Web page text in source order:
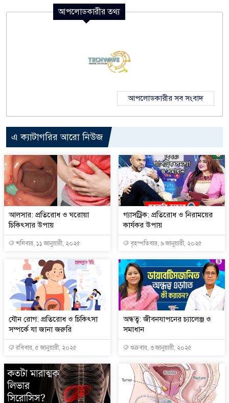
আপলোডকারীর তথ্য
আপলোডকারীর সব সংবাদ
এ ক্যাটাগরির আরো নিউজ
আলসার: প্রতিরোধ ও ঘরোয়া
চিকিৎসার উপায়
শনিবার, ১১ জানুয়ারী, ২০২৫
গ্যাসট্রিক: প্রতিরোধ ও নিরাময়ের
কার্যকর উপায়
বৃহস্পতিবার, ৯ জানুয়ারী, ২০২৫
যৌন রোগ: প্রতিরোধ ও চিকিৎসা
সম্পর্কে যা জানা জরুরি
রবিবার, ৫ জানুয়ারী, ২০২৫
অন্ধত্ব: জীবনযাপনের চ্যালেঞ্জ ও
সমাধান
শুক্রবার, ৩ জানুয়ারী, ২০২৫